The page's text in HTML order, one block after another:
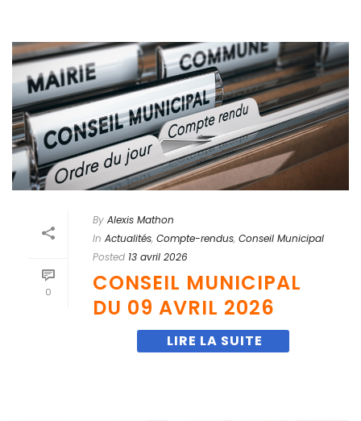
0
By Alexis Mathon
In Actualités, Compte-rendus, Conseil Municipal
Posted 13 avril 2026
CONSEIL MUNICIPAL
DU 09 AVRIL 2026